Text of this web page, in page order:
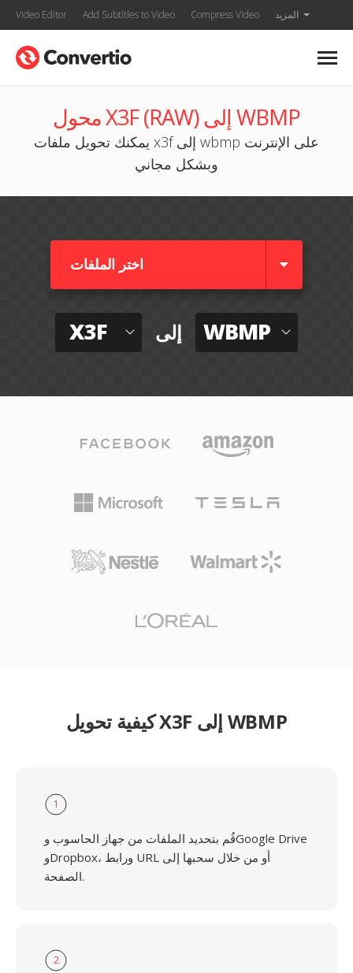
Video Editor Add Subtitles to Video Compress Video المزيد
محول X3F (RAW) إلى WBMP
يمكنك تحويل ملفات x3f إلى wbmp على الإنترنت
وبشكل مجاني
اختر الملفات
X3F إلى WBMP
كيفية تحويل X3F إلى WBMP
1
قُم بتحديد الملفات من جهاز الحاسوب وGoogle Drive
وDropbox، ورابط URL أو من خلال سحبها إلى
الصفحة.
2